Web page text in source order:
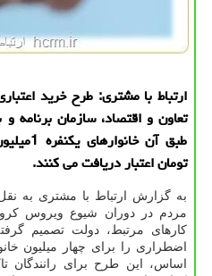
ارتباط با مشتری: طرح خرید
تعاون و اقتصاد، سازمان برنامه
طبق آن
تومان اعتبار دریافت می كنند.
به گزارش ارتباط با مشتری به
مردم در دوران شیوع ویروس
كارهای مرتبط، دولت تصمیم
اضطراری را برای چهار میلیون
اساس، این طرح برای رانندگان